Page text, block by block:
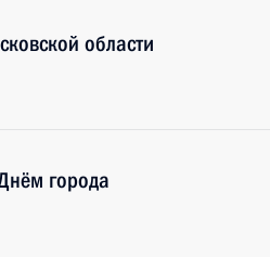
области
города